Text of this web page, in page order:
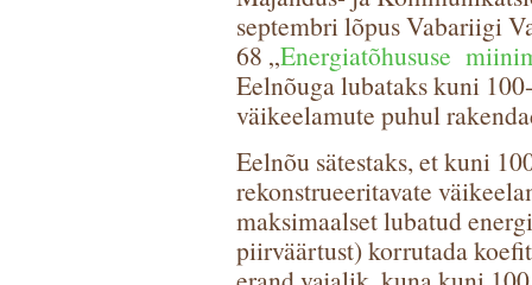
septembri lõpus Vabariigi
68 „Energiatõhususe
Eelnõuga lubataks kuni
väikeelamute puhul
Eelnõu sätestaks, et kuni
rekonstrueeritavate
maksimaalset lubatud
piirväärtust) korrutada